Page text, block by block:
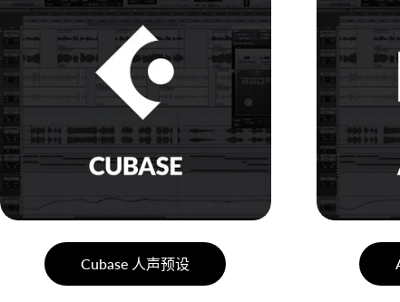
Cubase 人声预设